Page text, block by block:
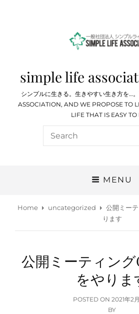
simple life
シンプルに生きる。生きやすい生き方を…
ASSOCIATION, AND WE PROPOSE TO
LIFE THAT IS EASY TO
Search
for:
MENU
Home uncategorized
公開ミー
ります
公開ミーティン
をやりま
POSTED ON POSTED
ON
2021年2
BY